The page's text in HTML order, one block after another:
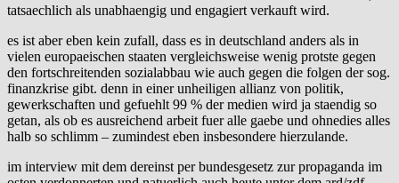
tatsaechlich als unabhaengig und engagiert verkauft wird.
es ist aber eben kein zufall, dass es in deutschland anders als in
vielen europaeischen staaten vergleichsweise wenig protste gegen
den fortschreitenden sozialabbau wie auch gegen die folgen der sog.
finanzkrise gibt. denn in einer unheiligen allianz von politik,
gewerkschaften und gefuehlt 99 % der medien wird ja staendig so
getan, als ob es ausreichend arbeit fuer alle gaebe und ohnedies alles
halb so schlimm – zumindest eben insbesondere hierzulande.
im interview mit dem dereinst per bundesgesetz zur propaganda im